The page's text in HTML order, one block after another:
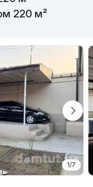
220 м²
1/7